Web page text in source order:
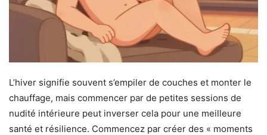
L’hiver signifie souvent s’empiler de couches et monter le
chauffage, mais commencer par de petites sessions de
nudité intérieure peut inverser cela pour une meilleure
santé et résilience. Commencez par créer des « moments